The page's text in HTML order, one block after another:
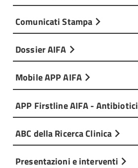
Comunicati Stampa
Dossier AIFA
Mobile APP AIFA
APP Firstline AIFA - Antibiotici
ABC della Ricerca Clinica
Presentazioni e interventi